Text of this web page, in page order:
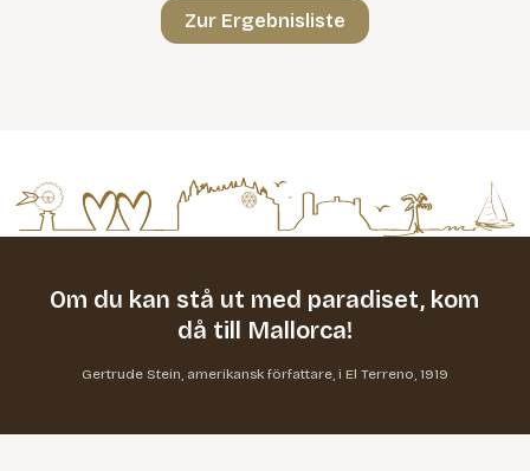
Zur Ergebnisliste
Om du kan stå ut med paradiset, kom
då till Mallorca!
Gertrude Stein, amerikansk författare, i El Terreno, 1919